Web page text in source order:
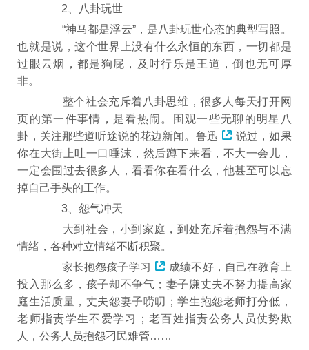
2、八卦玩世
“神马都是浮云”，是八卦玩世心态的典型写照。
也就是说，这个世界上没有什么永恒的东西，一切都是
过眼云烟，都是狗屁，及时行乐是王道，倒也无可厚
非。
整个社会充斥着八卦思维，很多人每天打开网
页的第一件事情，是看热闹。围观一些无聊的明星八
卦，关注那些道听途说的花边新闻。 鲁迅
说过，如果
你在大街上吐一口唾沫，然后蹲下来看，不大一会儿，
一定会围过去很多人，看看你在看什么，他甚至可以忘
掉自己手头的工作。
3、怨气冲天
大到社会，小到家庭，到处充斥着抱怨与不满
情绪，各种对立情绪不断积聚。
家长抱怨孩子学习
成绩不好，自己在教育上
投入那么多，孩子却不争气；妻子嫌丈夫不努力提高家
庭生活质量，丈夫怨妻子唠叨；学生抱怨老师打分低，
老师指责学生不爱学习；老百姓指责公务人员仗势欺
人，公务人员抱怨刁民难管……